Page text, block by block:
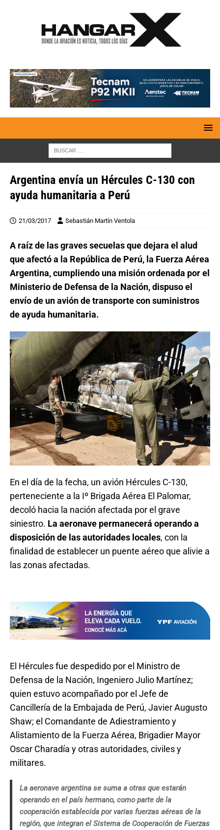
Argentina envía un Hércules C-130 con
ayuda humanitaria a Perú
21/03/2017 Sebastián Martín Ventola
A raíz de las graves secuelas que dejara el alud
que afectó a la República de Perú, la Fuerza Aérea
Argentina, cumpliendo una misión ordenada por el
Ministerio de Defensa de la Nación, dispuso el
envío de un avión de transporte con suministros
de ayuda humanitaria.
En el día de la fecha, un avión Hércules C-130,
perteneciente a la Iº Brigada Aérea El Palomar,
decoló hacia la nación afectada por el grave
siniestro. La aeronave permanecerá operando a
disposición de las autoridades locales, con la
finalidad de establecer un puente aéreo que alivie a
las zonas afectadas.
El Hércules fue despedido por el Ministro de
Defensa de la Nación, Ingeniero Julio Martínez;
quien estuvo acompañado por el Jefe de
Cancillería de la Embajada de Perú, Javier Augusto
Shaw; el Comandante de Adiestramiento y
Alistamiento de la Fuerza Aérea, Brigadier Mayor
Oscar Charadía y otras autoridades, civiles y
militares.
La aeronave argentina se suma a otras que estarán
operando en el país hermano, como parte de la
cooperación establecida por varias fuerzas aéreas de la
región, que integran el Sistema de Cooperación de Fuerzas